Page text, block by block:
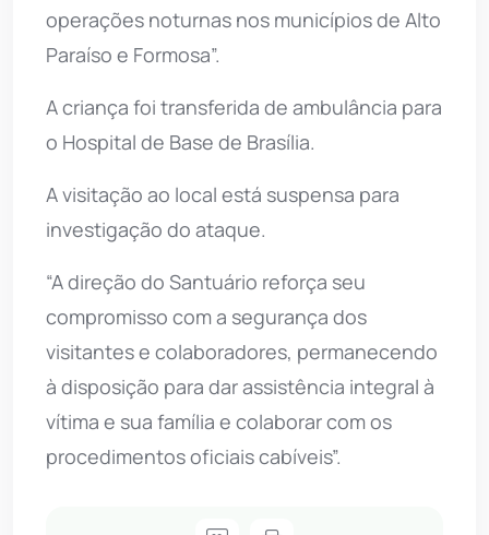
operações noturnas nos municípios de Alto
Paraíso e Formosa”.
A criança foi transferida de ambulância para
o Hospital de Base de Brasília.
A visitação ao local está suspensa para
investigação do ataque.
“A direção do Santuário reforça seu
compromisso com a segurança dos
visitantes e colaboradores, permanecendo
à disposição para dar assistência integral à
vítima e sua família e colaborar com os
procedimentos oficiais cabíveis”.